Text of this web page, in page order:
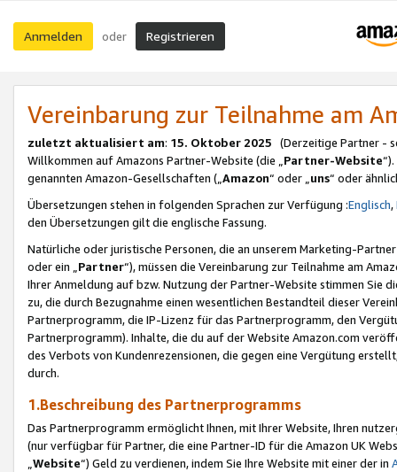
Anmelden oder Registrieren
Vereinbarung zur Teilnahme am
zuletzt aktualisiert am: 15. Oktober 2025 (Derzeitige Partner -
Willkommen auf Amazons Partner-Website (die „Partner-Website
genannten Amazon-Gesellschaften („Amazon“ oder „uns“ oder
Übersetzungen stehen in folgenden Sprachen zur Verfügung :Englisch,
den Übersetzungen gilt die englische Fassung.
Natürliche oder juristische Personen, die an unserem Marketing-
oder ein „Partner“), müssen die Vereinbarung zur Teilnahme am
Ihrer Anmeldung auf bzw. Nutzung der Partner-Website stimmen Sie
zu, die durch Bezugnahme einen wesentlichen Bestandteil dieser
Partnerprogramm, die IP-Lizenz für das Partnerprogramm, den
Partnerprogramm). Inhalte, die du auf der Website Amazon.com
des Verbots von Kundenrezensionen, die gegen eine Vergütung
durch.
1.Beschreibung des Partnerprogramms
Das Partnerprogramm ermöglicht Ihnen, mit Ihrer Website, Ihren
(nur verfügbar für Partner, die eine Partner-ID für die Amazon UK
Website“) Geld zu verdienen, indem Sie Ihre Website mit einer der in